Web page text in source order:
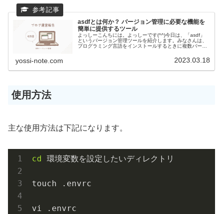
asdfとは何か？ バージョン管理に必要な機能を
簡単に提供するツール
よっしーこんちには。よっしーです(^^)今日は、「asdf」
というバージョン管理ツールを紹介します。みなさんは、
プログラミング言語をインストールするときに複数バージ
yossi-note.com 2023.03.18
使用方法
主な使用方法は下記になります。
cd 環境変数を設定したいディレクトリ
touch .envrc